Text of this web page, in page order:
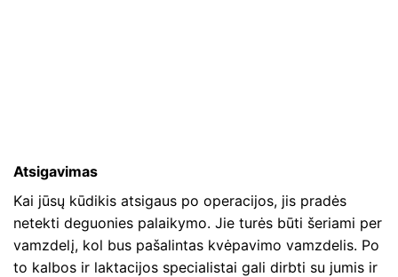
Atsigavimas
Kai jūsų kūdikis atsigaus po operacijos, jis pradės
netekti deguonies palaikymo. Jie turės būti šeriami per
vamzdelį, kol bus pašalintas kvėpavimo vamzdelis. Po
to kalbos ir laktacijos specialistai gali dirbti su jumis ir